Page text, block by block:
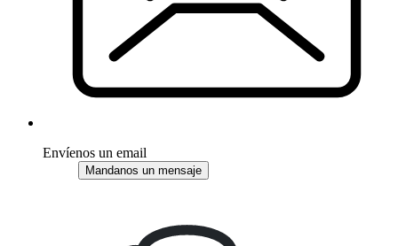
Envíenos un email
Mandanos un mensaje